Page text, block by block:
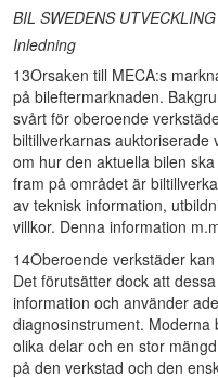
BIL SWEDENS
Inledning
13Orsaken till MECA:s
på bileftermarknaden.
svårt för oberoende
biltillverkarnas auktoriserade
om hur den aktuella bilen
fram på området är
av teknisk information,
villkor. Denna information
14Oberoende verkstäder
Det förutsätter dock att
information och använder
diagnosinstrument.
olika delar och en stor
på den verkstad och den